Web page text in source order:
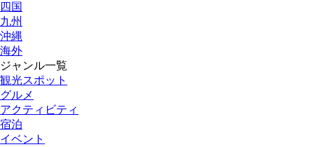
四国
九州
沖縄
海外
ジャンル一覧
観光スポット
グルメ
アクティビティ
宿泊
イベント